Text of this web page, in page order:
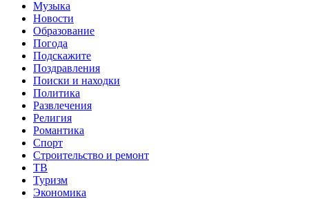
Музыка
Новости
Образование
Погода
Подскажите
Поздравления
Поиски и находки
Политика
Развлечения
Религия
Романтика
Спорт
Строительство и ремонт
ТВ
Туризм
Экономика